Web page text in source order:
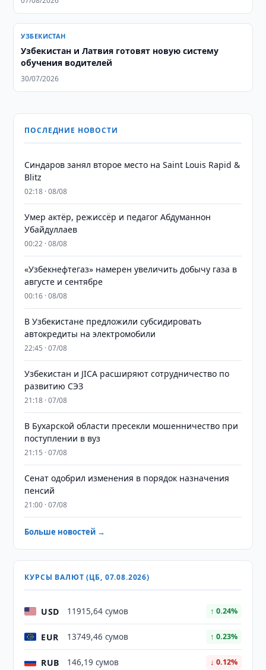
УЗБЕКИСТАН
Узбекистан и Латвия готовят новую систему
обучения водителей
30/07/2026
ПОСЛЕДНИЕ НОВОСТИ
Синдаров занял второе место на Saint Louis Rapid &
Blitz
02:18 · 08/08
Умер актёр, режиссёр и педагог Абдуманнон
Убайдуллаев
00:22 · 08/08
«Узбекнефтегаз» намерен увеличить добычу газа в
августе и сентябре
00:16 · 08/08
В Узбекистане предложили субсидировать
автокредиты на электромобили
22:45 · 07/08
Узбекистан и JICA расширяют сотрудничество по
развитию СЭЗ
21:18 · 07/08
В Бухарской области пресекли мошенничество при
поступлении в вуз
21:15 · 07/08
Сенат одобрил изменения в порядок назначения
пенсий
21:00 · 07/08
Больше новостей →
КУРСЫ ВАЛЮТ (ЦБ, 07.08.2026)
USD 11915,64 сумов ↑ 0.24%
EUR 13749,46 сумов ↑ 0.23%
RUB 146,19 сумов ↓ 0.12%